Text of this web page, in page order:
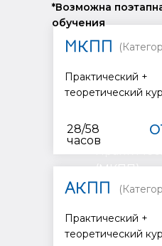
АКПП
В)
(МКПП)
Практический +
теоретический
МКПП
Практический +
теоретический
28/58
часов
*Возможна
обучения